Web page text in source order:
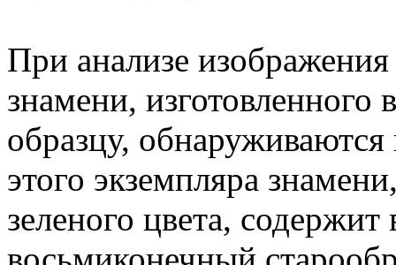
При анализе
знамени,
образцу,
этого экземпляра
зеленого цвета,